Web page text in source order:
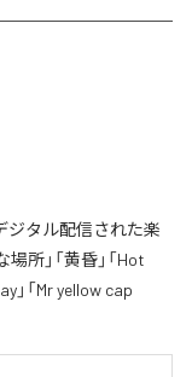
ジタル配信された楽
所」「黄昏」「Hot
」「Mr yellow cap